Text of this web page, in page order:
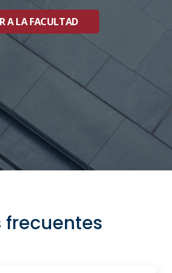
A LA FACULTAD
frecuentes